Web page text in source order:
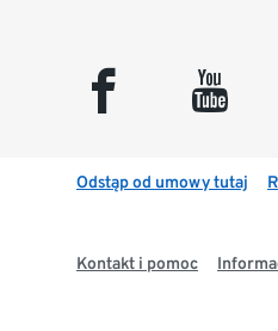
facebook youtube
Odstąp od umowy tutaj
Kontakt i pomoc